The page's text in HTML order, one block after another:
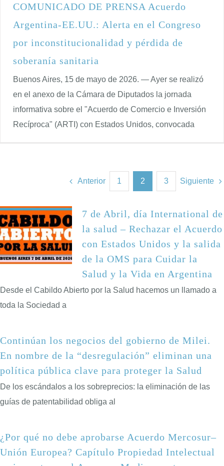
COMUNICADO DE PRENSA Acuerdo
Argentina-EE.UU.: Alerta en el Congreso
por inconstitucionalidad y pérdida de
soberanía sanitaria
Buenos Aires, 15 de mayo de 2026. — Ayer se realizó
en el anexo de la Cámara de Diputados la jornada
informativa sobre el "Acuerdo de Comercio e Inversión
Recíproca" (ARTI) con Estados Unidos, convocada
Anterior 1 2 3 Siguiente
7 de Abril, día International de
la salud – Rechazar el Acuerdo
con Estados Unidos y la salida
de la OMS para Cuidar la
Salud y la Vida en Argentina
Desde el Cabildo Abierto por la Salud hacemos un llamado a
toda la Sociedad a
Continúan los negocios del gobierno de Milei.
En nombre de la “desregulación” eliminan una
política pública clave para proteger la Salud
De los escándalos a los sobreprecios: la eliminación de las
guías de patentabilidad obliga al
¿Por qué no debe aprobarse Acuerdo Mercosur–
Unión Europea? Capítulo Propiedad Intelectual